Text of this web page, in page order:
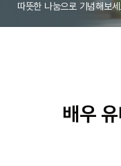
따뜻한 나눔으로 기념해보
배우